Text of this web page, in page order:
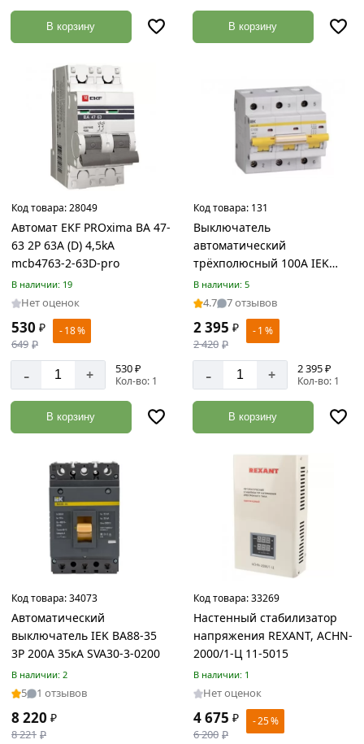
Товаров
акции:
Строительные
материалы
Товаров
акции:
Гидроизоляция
Товаров
акции:
3
Теплоизоляция
Товаров
акции:
Строительный
по
акции:
Сухие
строительные
смеси
Товаров
акции:
46
Гипсокартонные
системы
по
акции:
17
В корзину В корзину
Код товара:28049
Автомат EKF PROxima BA 47-
63 2P 63A (D) 4,5kA
mcb4763-2-63D-pro
В наличии: 19
Нет оценок
530 ₽
649 ₽
- 18 %
- + 530 ₽
Кол-во: 1
В корзину
Код товара: 131
Выключатель
автоматический
трёхполюсный 100А IEK
ВА47-29 MVA40-3-100-C
В наличии: 5
4.7 7 отзывов
2 395 ₽
2 420 ₽
- 1 %
- + 2 395 ₽
Кол-во: 1
В корзину
Код товара:34073
Автоматический
выключатель IEK ВА88-35
3Р 200А 35кА SVA30-3-0200
В наличии: 2
5 1 отзывов
8 220 ₽
8 221 ₽
Код товара:33269
Настенный стабилизатор
напряжения REXANT, АСНN-
2000/1-Ц 11-5015
В наличии: 1
Нет оценок
4 675 ₽
6 200 ₽
- 25 %